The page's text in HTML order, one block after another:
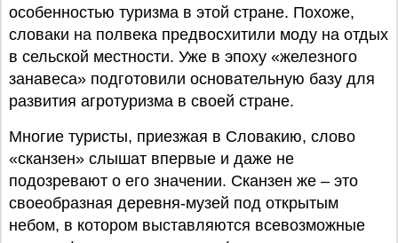
особенностью туризма в этой стране. Похоже,
словаки на полвека предвосхитили моду на отдых
в сельской местности. Уже в эпоху «железного
занавеса» подготовили основательную базу для
развития агротуризма в своей стране.
Многие туристы, приезжая в Словакию, слово
«сканзен» слышат впервые и даже не
подозревают о его значении. Сканзен же – это
своеобразная деревня-музей под открытым
небом, в котором выставляются всевозможные